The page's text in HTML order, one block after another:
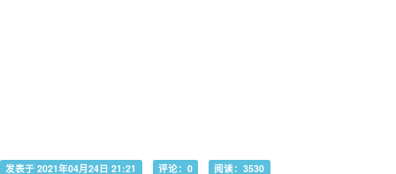
发表于 2021年04月24日 21:21 评论：0 阅读：3530